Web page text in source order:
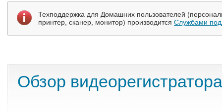
Техподдержка для Домашних пользователей
принтер, сканер, монитор) производится Службами
Обзор